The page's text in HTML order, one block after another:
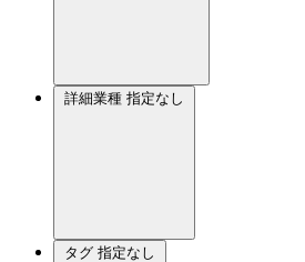
詳細業種 指定なし
タグ 指定なし